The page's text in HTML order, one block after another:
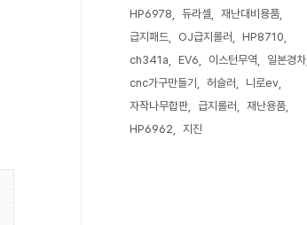
HP6978
듀라셀
재난대비용품
급지패드
OJ급지롤러
HP8710
ch341a
EV6 이스턴무역
일본경차
cnc가구만들기
허슬러
니로ev
자작나무합판
급지롤러
재난용품
HP6962
지진